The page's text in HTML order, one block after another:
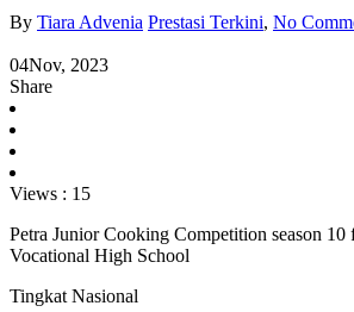
By Tiara Advenia Prestasi Terkini, No
04Nov, 2023
Share
Views : 15
Petra Junior Cooking Competition season 10
Vocational High School
Tingkat Nasional